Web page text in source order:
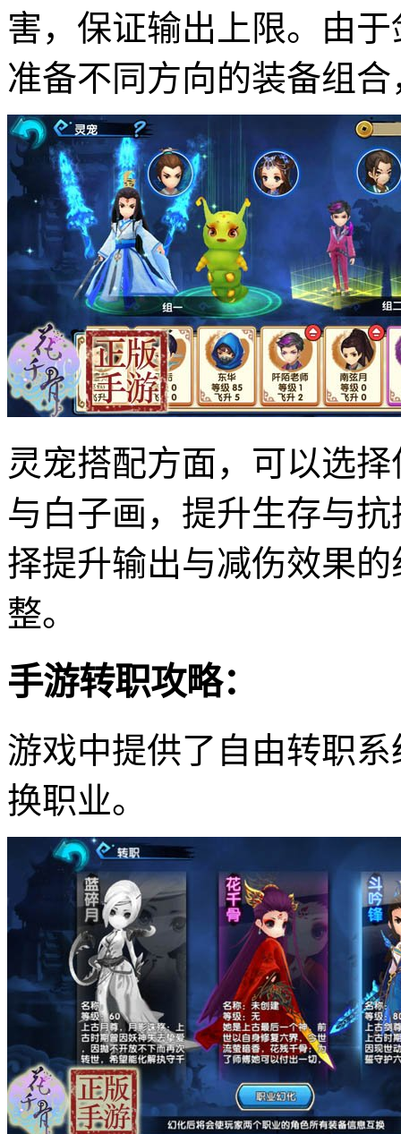
害，保证输出上限。由
准备不同方向的装备组
灵宠搭配方面，可以选
与白子画，提升生存与
择提升输出与减伤效果
整。
手游转职攻略：
游戏中提供了自由转职
换职业。